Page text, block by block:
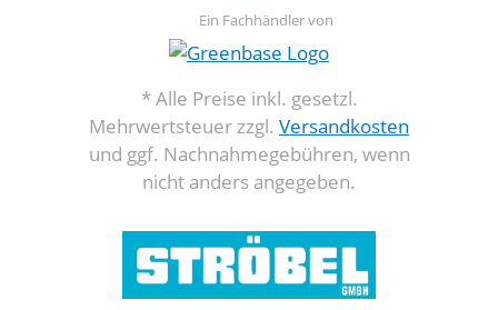
Ein Fachhändler von
* Alle Preise inkl. gesetzl.
Mehrwertsteuer zzgl. Versandkosten
und ggf. Nachnahmegebühren, wenn
nicht anders angegeben.